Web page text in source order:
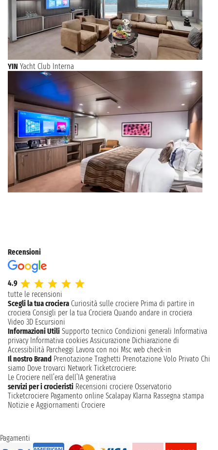
YIN Yacht Club Interna
Recensioni
4.9
tutte le recensioni
Scegli la tua crociera Curiosità sulle crociere Prima di partire in
crociera Consigli per la tua Crociera Quando andare in crociera
Video 3D Escursioni
Informazioni Utili Supporto tecnico Condizioni generali Informativa
privacy Informativa cookies Assicurazione Dichiarazione di
Accessibilità Parcheggi Lavora con noi Msc web check-in
Il nostro Brand Prenotazione Traghetti Prenotazione Volo Privato Chi
siamo Dove trovarci Network Ticketcrociere:
Le Crociere nell’era dell’IA generativa
servizi per i crocieristi Recensioni crociere Osservatorio
Ticketcrociere Pagamento online Scalapay Klarna Rassegna stampa
Notizie e Aggiornamenti Crociere
Pagamenti